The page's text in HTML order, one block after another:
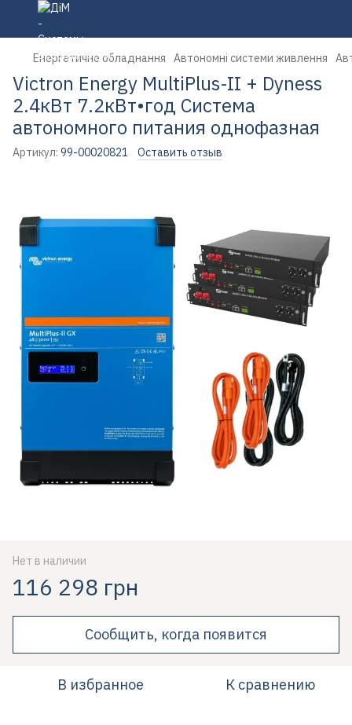
Енергетичне обладнання Автономні системи живлення
Victron Energy MultiPlus-II + Dyness
2.4кВт 7.2кВт•год Система
автономного питания однофазная
Артикул: 99-00020821 Оставить отзыв
Нет в наличии
116 298 грн
Сообщить, когда появится
В избранное К сравнению